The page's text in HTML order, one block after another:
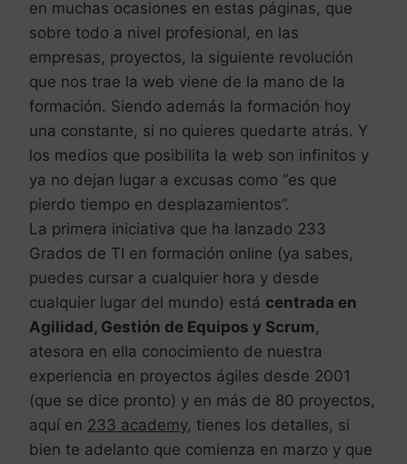
en muchas ocasiones en estas páginas, que
sobre todo a nivel profesional, en las
empresas, proyectos, la siguiente revolución
que nos trae la web viene de la mano de la
formación. Siendo además la formación hoy
una constante, si no quieres quedarte atrás. Y
los medios que posibilita la web son infinitos y
ya no dejan lugar a excusas como “es que
pierdo tiempo en desplazamientos”.
La primera iniciativa que ha lanzado 233
Grados de TI en formación online (ya sabes,
puedes cursar a cualquier hora y desde
cualquier lugar del mundo) está centrada en
Agilidad, Gestión de Equipos y Scrum,
atesora en ella conocimiento de nuestra
experiencia en proyectos ágiles desde 2001
(que se dice pronto) y en más de 80 proyectos,
aquí en 233 academy, tienes los detalles, si
bien te adelanto que comienza en marzo y que